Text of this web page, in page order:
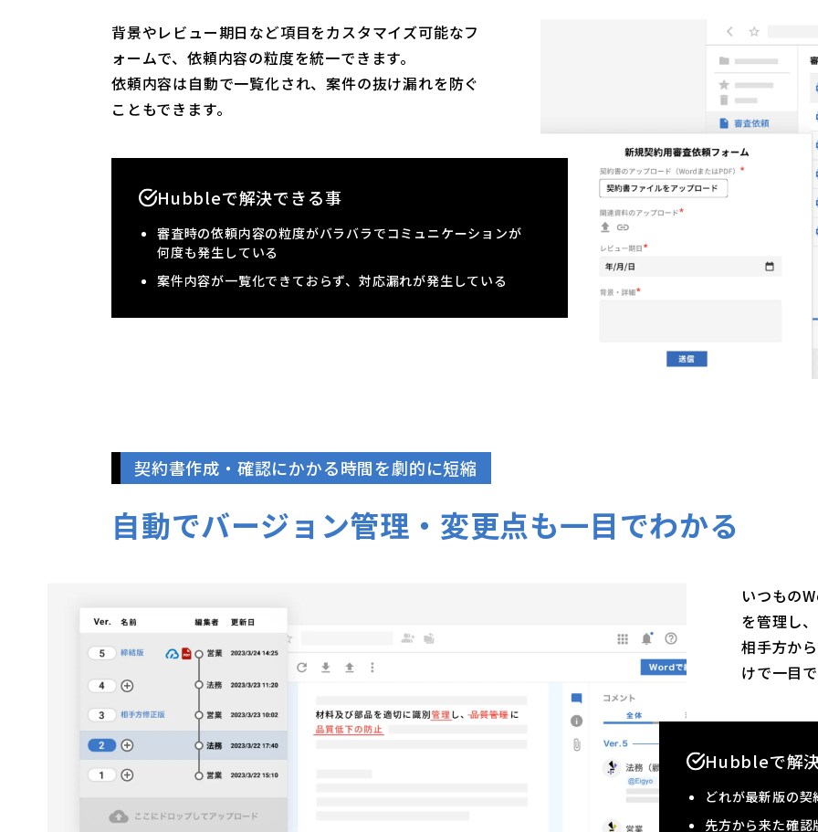
背景やレビュー期日など項目をカスタマイズ可能なフ
ォームで、依頼内容の粒度を統一できます。
依頼内容は自動で一覧化され、案件の抜け漏れを防ぐ
こともできます。
Hubbleで解決できる事
審査時の依頼内容の粒度がバラバラでコミュニケーションが
何度も発生している
案件内容が一覧化できておらず、対応漏れが発生している
契約書作成・確認にかかる時間を劇的に短縮
自動でバージョン管理・変更点も一目でわかる
いつもの
を管理し
相手方か
けで⼀⽬
Hubbleで解
どれが最新版の
先方から来た確